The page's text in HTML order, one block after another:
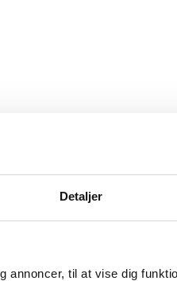
Detaljer
annoncer, til at vise dig